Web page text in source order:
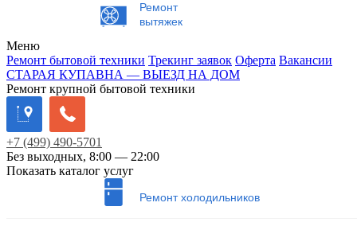
Ремонт
вытяжек
Меню
Ремонт бытовой техники Трекинг заявок Оферта Вакансии
СТАРАЯ КУПАВНА — ВЫЕЗД НА ДОМ
Ремонт крупной бытовой техники
+7 (499) 490-5701
Без выходных, 8:00 — 22:00
Показать каталог услуг
Ремонт холодильников